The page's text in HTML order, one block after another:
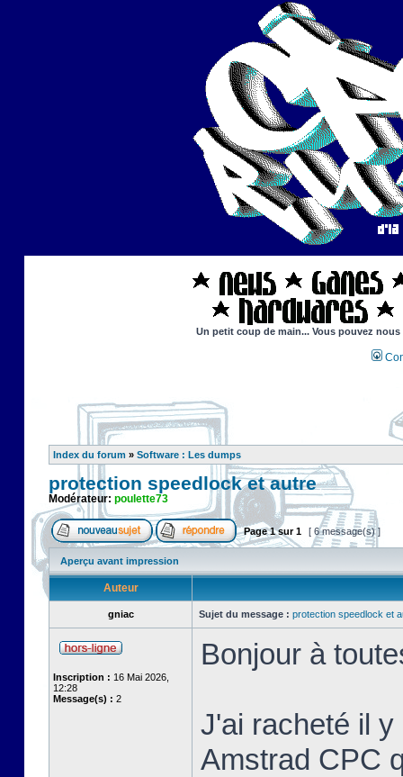
Un petit coup de main... Vous pouvez
Index du forum » Software : Les dumps
protection speedlock et autre
Modérateur: poulette73
Page1sur1 [ 6 message(s) ]
Aperçu avant impression
Auteur
gniac Sujet du message : protection speedlock et
Inscription : 16 Mai 2026,
12:28
Message(s) : 2
Bonjour à
J'ai racheté il
Amstrad CPC